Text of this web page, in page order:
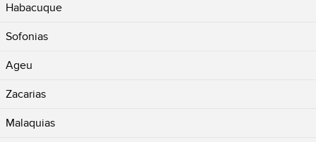
Habacuque
Sofonias
Ageu
Zacarias
Malaquias